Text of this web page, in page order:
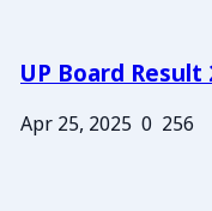
UP Board Result
Apr 25, 2025 0 256